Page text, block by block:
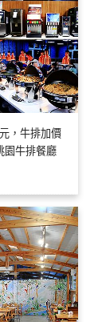
，牛排加價
園牛排餐廳